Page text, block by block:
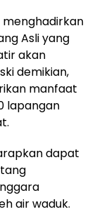
menghadirkan
Asli yang
akan
demikian,
manfaat
lapangan
dapat
air waduk.